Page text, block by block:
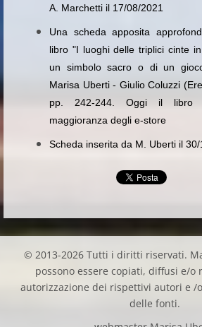
A. Marchetti il 17/08/2021
Una scheda apposita
libro "I luoghi delle triplici cinte
un simbolo sacro o di un
Marisa Uberti - Giulio Coluzzi
pp. 242-244. Oggi il libro
maggioranza degli e-store
Scheda inserita da M. Uberti il 30/
© 2013-2026 Tutti i diritti riservati.
possono essere copiati, diffusi e/o
autorizzazione dei rispettivi autori e /
delle fonti.